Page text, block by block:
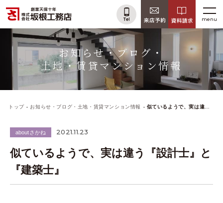
menu
お知らせ・ブログ・
土地・賃貸マンション情報
トップ お知らせ・ブログ・土地・賃貸マンション情報 似ているようで、実は違う『設計士』と『建築士』
aboutさかね 2021.11.23
似ているようで、実は違う『設計士』と
『建築士』